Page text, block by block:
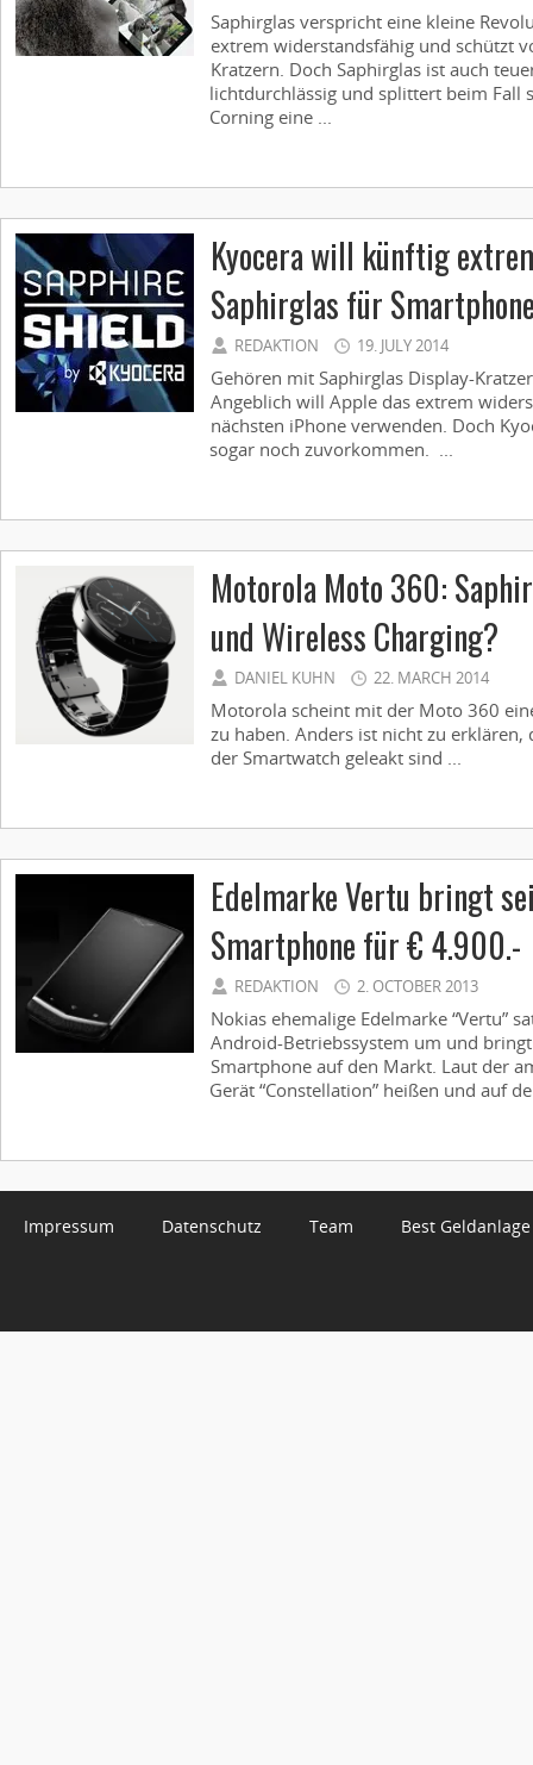
Saphirglas verspricht eine kleine
extrem widerstandsfähig und schützt
Kratzern. Doch Saphirglas ist auch
lichtdurchlässig und splittert beim Fall
Corning eine ...
Kyocera will künftig
Saphirglas für
REDAKTION 19. JULY 2014
Gehören mit Saphirglas Display-
Angeblich will Apple das extrem
nächsten iPhone verwenden. Doch
sogar noch zuvorkommen. ...
Motorola Moto 360:
und Wireless Charging?
DANIEL KUHN 22. MARCH 2014
Motorola scheint mit der Moto 360
zu haben. Anders ist nicht zu erklären,
der Smartwatch geleakt sind ...
Edelmarke Vertu bringt
Smartphone für € 4.900.-
REDAKTION 2. OCTOBER 2013
Nokias ehemalige Edelmarke “Vertu”
Android-Betriebssystem um und
Smartphone auf den Markt. Laut der
Gerät “Constellation” heißen und auf
Impressum Datenschutz Team Best Geldanlage